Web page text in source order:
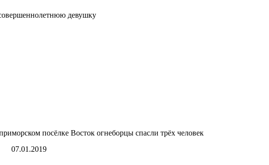
девушку
посёлке Восток огнеборцы спасли трёх человек
07.01.2019